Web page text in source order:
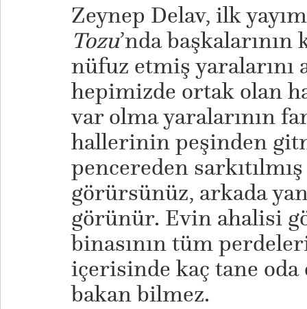
Zeynep Delav, ilk
Tozu’nda
nüfuz etmiş yaralarını
hepimizde ortak olan
var olma yaralarının
hallerinin peşinden
pencereden
görürsünüz, arkada
görünür. Evin ahalisi
binasının tüm
içerisinde kaç tane oda
bakan bilmez.